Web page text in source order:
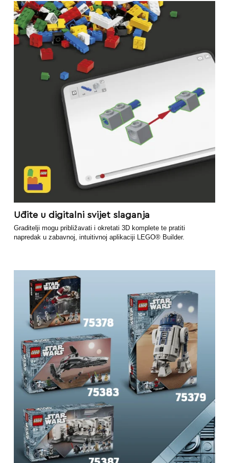
Uđite u digitalni svijet slaganja
Graditelji mogu približavati i okretati 3D komplete te pratiti
napredak u zabavnoj, intuitivnoj aplikaciji LEGO® Builder.